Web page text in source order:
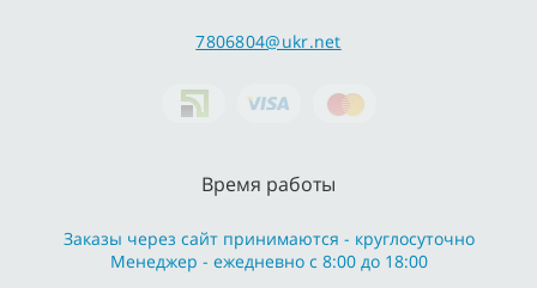
7806804@ukr.net
Время работы
Заказы через сайт принимаются - круглосуточно
Менеджер - ежедневно с 8:00 до 18:00